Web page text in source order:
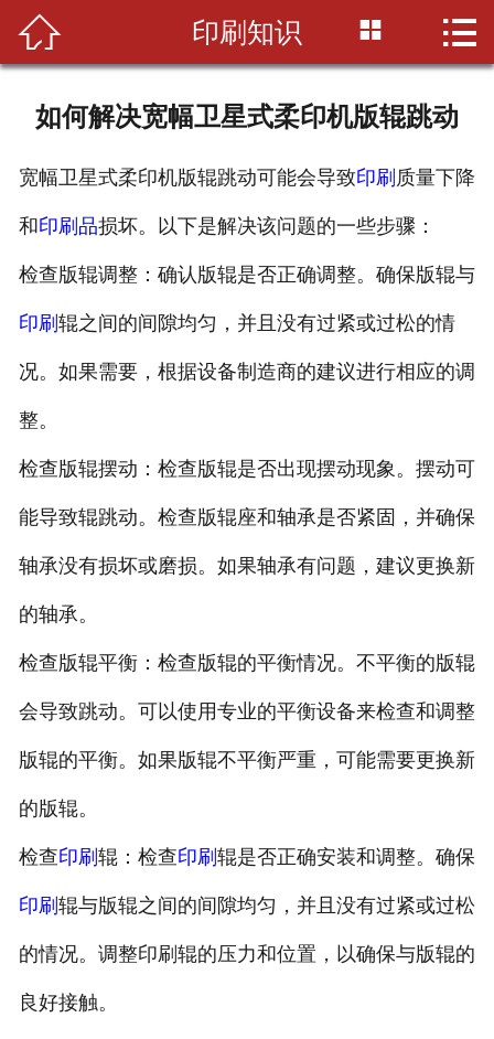
首页
联系我们
 印刷知识  
如何解决宽幅卫星式柔印机版辊跳动
宽幅卫星式柔印机版辊跳动可能会导致印刷 质量下降
和印刷品损坏。以下是解决该问题的一些步骤：
检查版辊调整：确认版辊是否正确调整。确保版辊与
印刷 辊之间的间隙均匀，并且没有过紧或过松的情
况。如果需要，根据设备制造商的建议进行相应的调
整。
检查版辊摆动：检查版辊是否出现摆动现象。摆动可
能导致辊跳动。检查版辊座和轴承是否紧固，并确保
轴承没有损坏或磨损。如果轴承有问题，建议更换新
的轴承。
检查版辊平衡：检查版辊的平衡情况。不平衡的版辊
会导致跳动。可以使用专业的平衡设备来检查和调整
版辊的平衡。如果版辊不平衡严重，可能需要更换新
的版辊。
检查印刷 辊：检查印刷 辊是否正确安装和调整。确保
印刷 辊与版辊之间的间隙均匀，并且没有过紧或过松
的情况。调整印刷辊的压力和位置，以确保与版辊的
良好接触。